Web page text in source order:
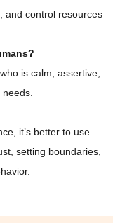
and control resources
is calm, assertive,
it’s better to use
setting boundaries,